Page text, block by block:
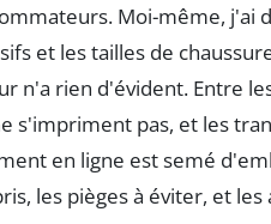
Moi-même, j'ai
et les tailles de
n'a rien d'évident. Entre
s'impriment pas, et les
en ligne est semé
les pièges à éviter, et les